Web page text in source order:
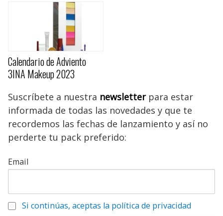
Calendario de Adviento
3INA Makeup 2023
Suscríbete a nuestra newsletterpara estar
informada de todas las novedades y que te
recordemos las fechas de lanzamiento y así no
perderte tu pack preferido:
Email
Si continúas, aceptas la política de privacidad